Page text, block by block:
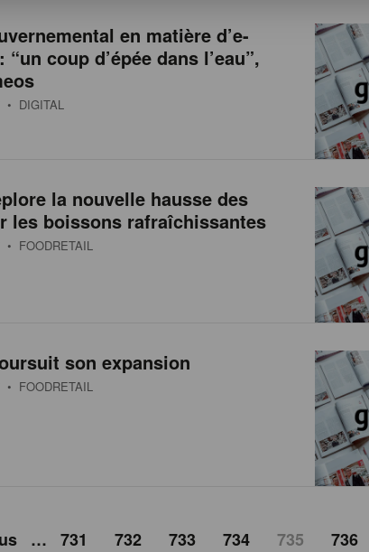
en matière d’e-
coup d’épée dans l’eau”,
• DIGITAL
la nouvelle hausse des
les boissons rafraîchissantes
• FOODRETAIL
son expansion
• FOODRETAIL
… 731 732 733 734 735 736